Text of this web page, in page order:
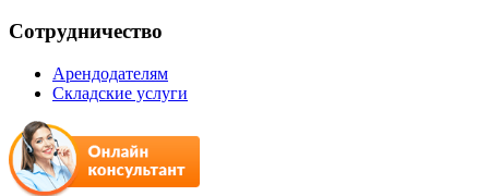
Сотрудничество
Арендодателям
Складские услуги